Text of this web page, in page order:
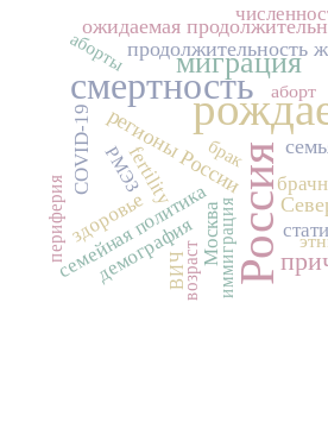
Россия
смертность
миграция
продолжительность
ожидаемая
регионы России
семейная политика
fertility
Москва
COVID-19
демография
здоровье
аборт
брак
РМЭЗ
иммиграция
периферия
аборты
возраст
ВИЧ